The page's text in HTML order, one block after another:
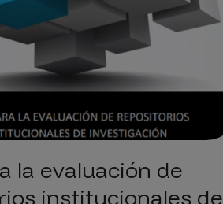
la evaluación de
institucionales de